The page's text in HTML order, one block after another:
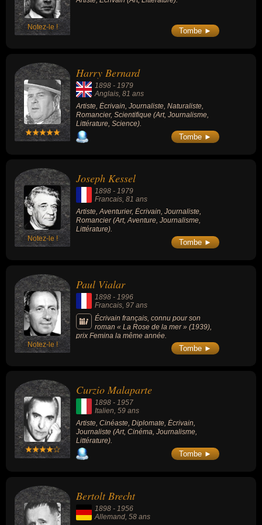
Notez-le ! Tombe ►
Harry Bernard
1898 - 1979
Anglais , 81 ans
Artiste, Écrivain, Journaliste, Naturaliste,
Romancier, Scientifique (Art, Journalisme,
Littérature, Science).
Tombe ►
Notez-le !
Joseph Kessel
1898 - 1979
Francais, 81 ans
Artiste, Aventurier, Écrivain, Journaliste,
Romancier (Art, Aventure, Journalisme,
Littérature).
Tombe ►
Notez-le !
Paul Vialar
1898 - 1996
Francais , 97 ans
Écrivain français, connu pour son
roman « La Rose de la mer » (1939),
prix Femina la même année.
Tombe ►
Curzio Malaparte
1898 - 1957
Italien, 59 ans
Artiste, Cinéaste, Diplomate, Écrivain,
Journaliste (Art, Cinéma, Journalisme,
Littérature).
Tombe ►
Bertolt Brecht
1898 - 1956
Allemand, 58 ans